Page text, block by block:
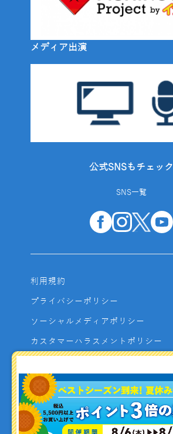
メディア出演
公式SNSもチェック
SNS一覧
利用規約
プライバシーポリシー
ソーシャルメディアポリシー
カスタマーハラスメントポリシー
よくあるご質問
お問い合わせ
利用者資金の保全方法